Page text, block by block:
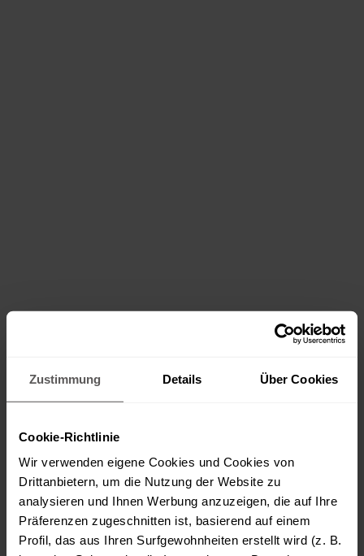
Zustimmung Details Über Cookies
Cookie-Richtlinie
Wir verwenden eigene Cookies und Cookies von
Drittanbietern, um die Nutzung der Website zu
analysieren und Ihnen Werbung anzuzeigen, die auf Ihre
Präferenzen zugeschnitten ist, basierend auf einem
Profil, das aus Ihren Surfgewohnheiten erstellt wird (z. B.